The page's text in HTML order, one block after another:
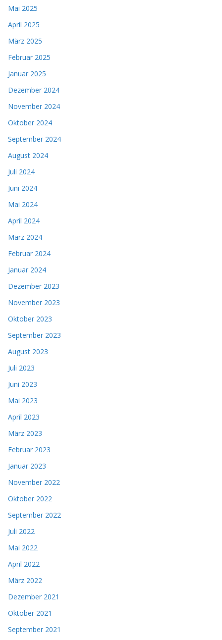
Mai 2025
April 2025
März 2025
Februar 2025
Januar 2025
Dezember 2024
November 2024
Oktober 2024
September 2024
August 2024
Juli 2024
Juni 2024
Mai 2024
April 2024
März 2024
Februar 2024
Januar 2024
Dezember 2023
November 2023
Oktober 2023
September 2023
August 2023
Juli 2023
Juni 2023
Mai 2023
April 2023
März 2023
Februar 2023
Januar 2023
November 2022
Oktober 2022
September 2022
Juli 2022
Mai 2022
April 2022
März 2022
Dezember 2021
Oktober 2021
September 2021